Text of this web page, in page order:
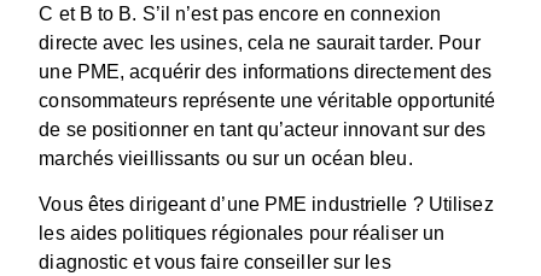
C et B to B. S’il n’est pas encore en connexion
directe avec les usines, cela ne saurait tarder. Pour
une PME, acquérir des informations directement des
consommateurs représente une véritable opportunité
de se positionner en tant qu’acteur innovant sur des
marchés vieillissants ou sur un océan bleu.
Vous êtes dirigeant d’une PME industrielle ? Utilisez
les aides politiques régionales pour réaliser un
diagnostic et vous faire conseiller sur les